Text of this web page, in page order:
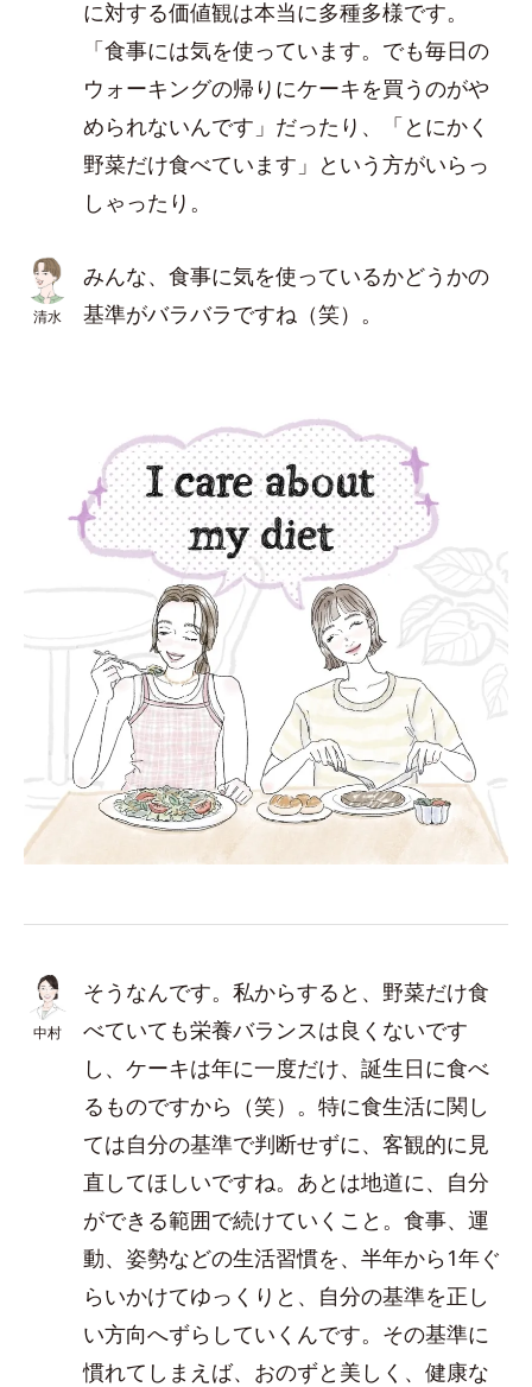
に対する価値観は本当に多種多様です。
「食事には気を使っています。でも毎日の
ウォーキングの帰りにケーキを買うのがや
められないんです」だったり、「とにかく
野菜だけ食べています」という方がいらっ
しゃったり。
清水
みんな、食事に気を使っているかどうかの
基準がバラバラですね（笑）。
中村
そうなんです。私からすると、野菜だけ食
べていても栄養バランスは良くないです
し、ケーキは年に一度だけ、誕生日に食べ
るものですから（笑）。特に食生活に関し
ては自分の基準で判断せずに、客観的に見
直してほしいですね。あとは地道に、自分
ができる範囲で続けていくこと。食事、運
動、姿勢などの生活習慣を、半年から1年ぐ
らいかけてゆっくりと、自分の基準を正し
い方向へずらしていくんです。その基準に
慣れてしまえば、おのずと美しく、健康な